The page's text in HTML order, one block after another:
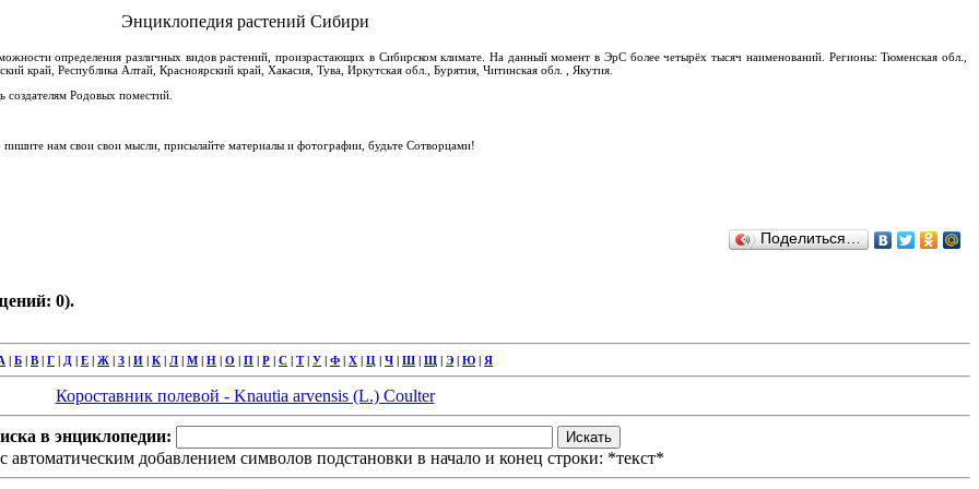
Энциклопедия растений Сибири
определения различных видов растений, произрастающих в Сибирском климате. На данный момент в ЭрС более четырёх тысяч наименований. Регионы: Тюменская обл.,
край, Республика Алтай, Красноярский край, Хакасия, Тува, Иркутская обл., Бурятия, Читинская обл. , Якутия.
Родовых поместий.
нам свои свои мысли, присылайте материалы и фотографии, будьте Сотворцами!
Поделиться…
0).
| Б | В | Г | Д | Е | Ж | З | И | К | Л | М | Н | О | П | Р | С | Т| У | Ф | Х | Ц | Ч | Ш | Щ | Э | Ю | Я
Короставник полевой - Knautia arvensis (L.) Coulter
в энциклопедии:
автоматическим добавлением символов подстановки в начало и конец строки: *текст*